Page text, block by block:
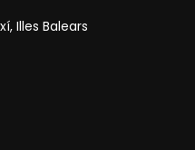
Illes Balears